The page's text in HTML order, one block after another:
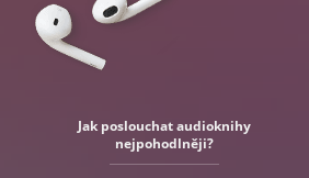
Jak poslouchat audioknihy
nejpohodlněji?